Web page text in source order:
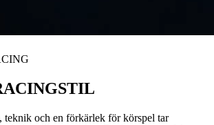
teknik och en förkärlek för körspel tar